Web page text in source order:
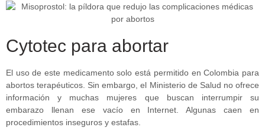
Cytotec para abortar
El uso de este medicamento solo está permitido en Colombia para
abortos terapéuticos. Sin embargo, el Ministerio de Salud no ofrece
información y muchas mujeres que buscan interrumpir su
embarazo llenan ese vacío en Internet. Algunas caen en
procedimientos inseguros y estafas.